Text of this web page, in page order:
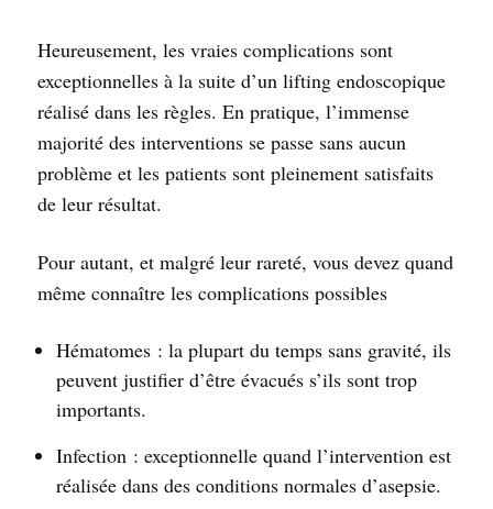
Heureusement, les vraies complications sont
exceptionnelles à la suite d’un lifting endoscopique
réalisé dans les règles. En pratique, l’immense
majorité des interventions se passe sans aucun
problème et les patients sont pleinement satisfaits
de leur résultat.
Pour autant, et malgré leur rareté, vous devez quand
même connaître les complications possibles
Hématomes : la plupart du temps sans gravité, ils
peuvent justifier d’être évacués s’ils sont trop
importants.
Infection : exceptionnelle quand l’intervention est
réalisée dans des conditions normales d’asepsie.